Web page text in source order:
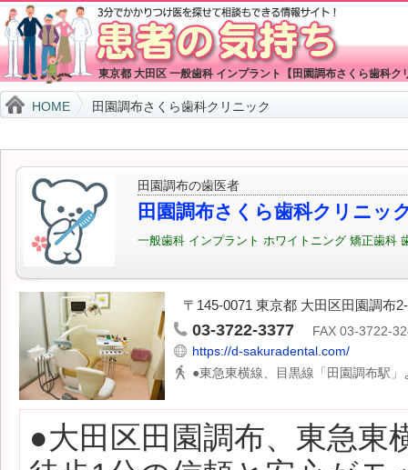
東京都 大田区 一般歯科 インプラント【田園調布さくら歯科ク
HOME 田園調布さくら歯科クリニック
田園調布の歯医者
田園調布さくら歯科クリニッ
一般歯科 インプラント ホワイトニング 矯正歯科
〒145-0071 東京都 大田区田園調布
03-3722-3377
FAX 03-3722-
https://d-sakuradental.com/
●東急東横線、目黒線「田園調布駅」
●大田区田園調布、東急東